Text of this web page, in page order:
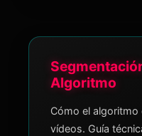
Algoritmo
Cómo el algoritmo
vídeos. Guía